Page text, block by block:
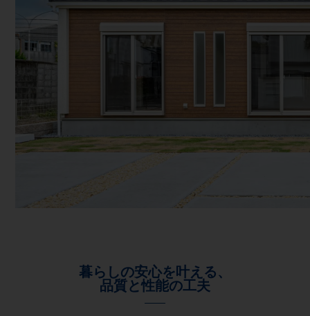
暮らしの安心を叶える、
品質と性能の工夫